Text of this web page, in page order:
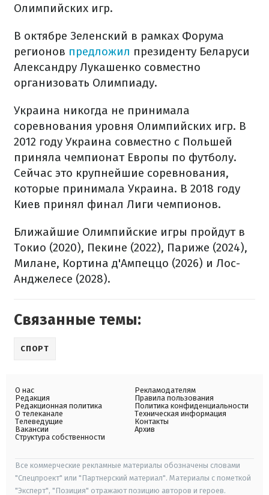
Олимпийских игр.
В октябре Зеленский в рамках Форума
регионов предложил президенту Беларуси
Александру Лукашенко совместно
организовать Олимпиаду.
Украина никогда не принимала
соревнования уровня Олимпийских игр. В
2012 году Украина совместно с Польшей
приняла чемпионат Европы по футболу.
Сейчас это крупнейшие соревнования,
которые принимала Украина. В 2018 году
Киев принял финал Лиги чемпионов.
Ближайшие Олимпийские игры пройдут в
Токио (2020), Пекине (2022), Париже (2024),
Милане, Кортина д'Ампеццо (2026) и Лос-
Анджелесе (2028).
Связанные темы:
СПОРТ
О нас
Редакция
Редакционная политика
О телеканале
Телеведущие
Вакансии
Структура собственности
Рекламодателям
Правила пользования
Политика конфиденциальности
Техническая информация
Контакты
Архив
Все коммерческие рекламные материалы обозначены словами
"Спецпроект" или "Партнерский материал". Материалы с пометкой
"Эксперт", "Позиция" отражают позицию авторов и героев.